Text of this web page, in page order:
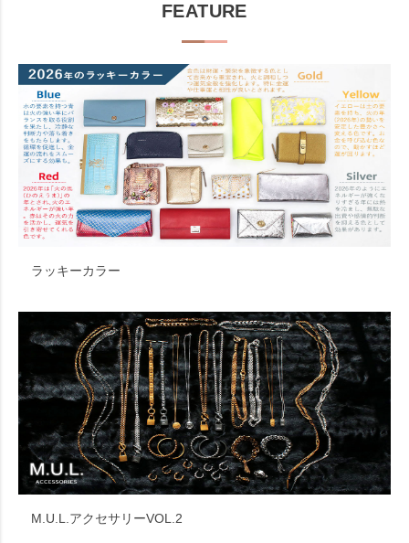
FEATURE
ラッキーカラー
M.U.L.アクセサリーVOL.2